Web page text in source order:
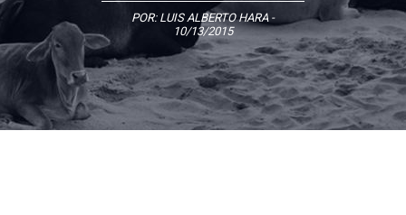
POR: LUIS ALBERTO HARA-
10/13/2015